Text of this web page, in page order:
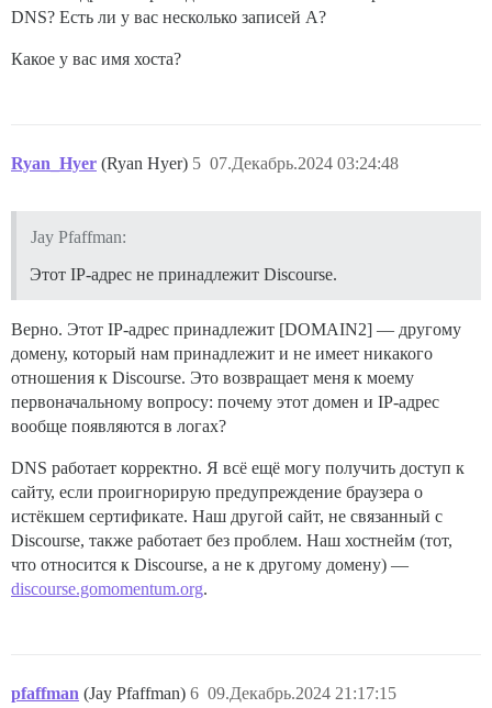
DNS? Есть ли у вас несколько записей A?
Какое у вас имя хоста?
Ryan_Hyer (Ryan Hyer) 07.Декабрь.2024 03:24:48
5
Jay Pfaffman:
Этот IP-адрес не принадлежит Discourse.
Верно. Этот IP-адрес принадлежит [DOMAIN2] — другому
домену, который нам принадлежит и не имеет никакого
отношения к Discourse. Это возвращает меня к моему
первоначальному вопросу: почему этот домен и IP-адрес
вообще появляются в логах?
DNS работает корректно. Я всё ещё могу получить доступ к
сайту, если проигнорирую предупреждение браузера о
истёкшем сертификате. Наш другой сайт, не связанный с
Discourse, также работает без проблем. Наш хостнейм (тот,
что относится к Discourse, а не к другому домену) —
discourse.gomomentum.org.
pfaffman (Jay Pfaffman) 09.Декабрь.2024 21:17:15
6